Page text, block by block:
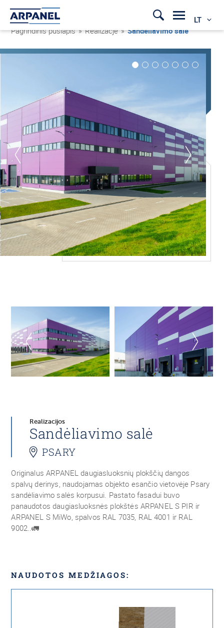
LT
Pagrindinis puslapis » Realizacje »Sandėliavimo salė
Realizacijos
Sandėliavimo salė
PSARY
Originalus ARPANEL daugiasluoksnių plokščių dangos
spalvų derinys, naudojamas objekto esančio vietovėje Psary
sandėliavimo salės korpusui. Pastato fasadui buvo
panaudotos daugiasluoksnės plokštės ARPANEL S PIR ir
ARPANEL S MiWo, spalvos RAL 7035, RAL 4001 ir RAL
9002..🚛
NAUDOTOS MEDŽIAGOS: